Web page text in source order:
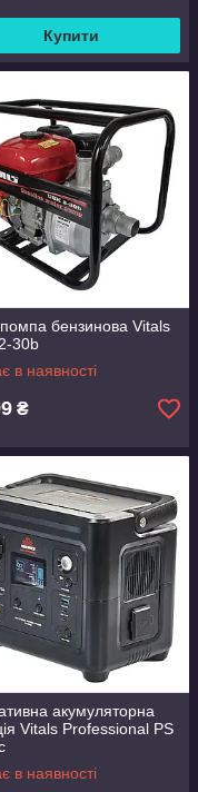
Купити
бензинова Vitals
30b
в наявності
₴
акумуляторна
Vitals Professional PS
в наявності